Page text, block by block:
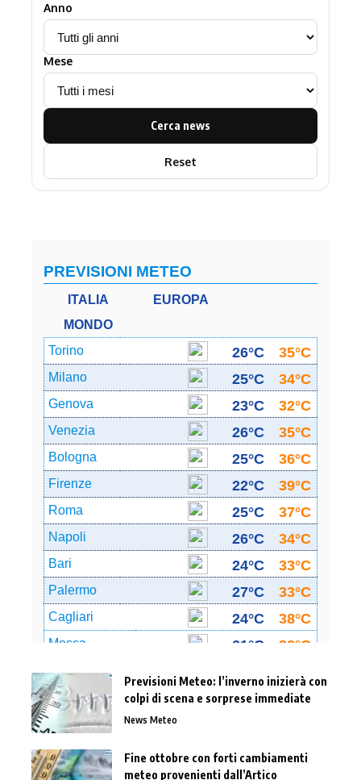
Anno
Mese
Cerca news
Reset
Previsioni Meteo: l’inverno inizierà con
colpi di scena e sorprese immediate
News Meteo
Fine ottobre con forti cambiamenti
meteo provenienti dall’Artico